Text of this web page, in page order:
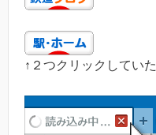
↑２つクリックしてい